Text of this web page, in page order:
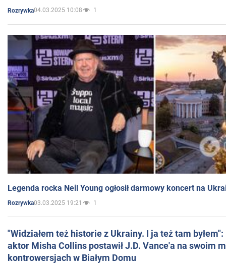
Rozrywka04.03.2025 10:08 1
Legenda rocka Neil Young ogłosił darmowy koncert na
Rozrywka03.03.2025 19:21 1
"Widziałem też historie z Ukrainy. I ja też tam
aktor Misha Collins postawił J.D. Vance'a na swoim
kontrowersjach w Białym Domu